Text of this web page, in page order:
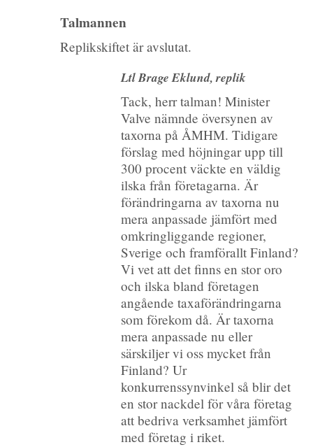
Talmannen
Replikskiftet är avslutat.
Ltl Brage Eklund, replik
Tack, herr talman! Minister
Valve nämnde översynen av
taxorna på ÅMHM. Tidigare
förslag med höjningar upp till
300 procent väckte en väldig
ilska från företagarna. Är
förändringarna av taxorna nu
mera anpassade jämfört med
omkringliggande regioner,
Sverige och framförallt Finland?
Vi vet att det finns en stor oro
och ilska bland företagen
angående taxaförändringarna
som förekom då. Är taxorna
mera anpassade nu eller
särskiljer vi oss mycket från
Finland? Ur
konkurrenssynvinkel så blir det
en stor nackdel för våra företag
att bedriva verksamhet jämfört
med företag i riket.